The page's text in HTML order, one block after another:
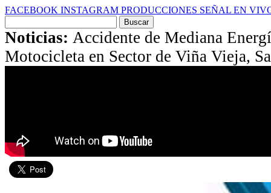
FACEBOOK INSTAGRAM PRODUCCIONES SEÑAL EN
por:
Noticias: Accidente de Mediana
Motocicleta en Sector de Viña Vieja,